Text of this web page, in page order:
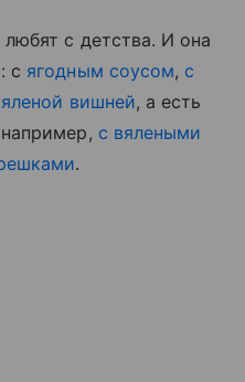
с детства. И она
с ягодным соусом, с
вишней, а есть
с вялеными
.